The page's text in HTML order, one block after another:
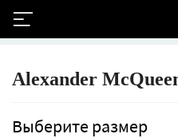
Alexander
Выберите размер